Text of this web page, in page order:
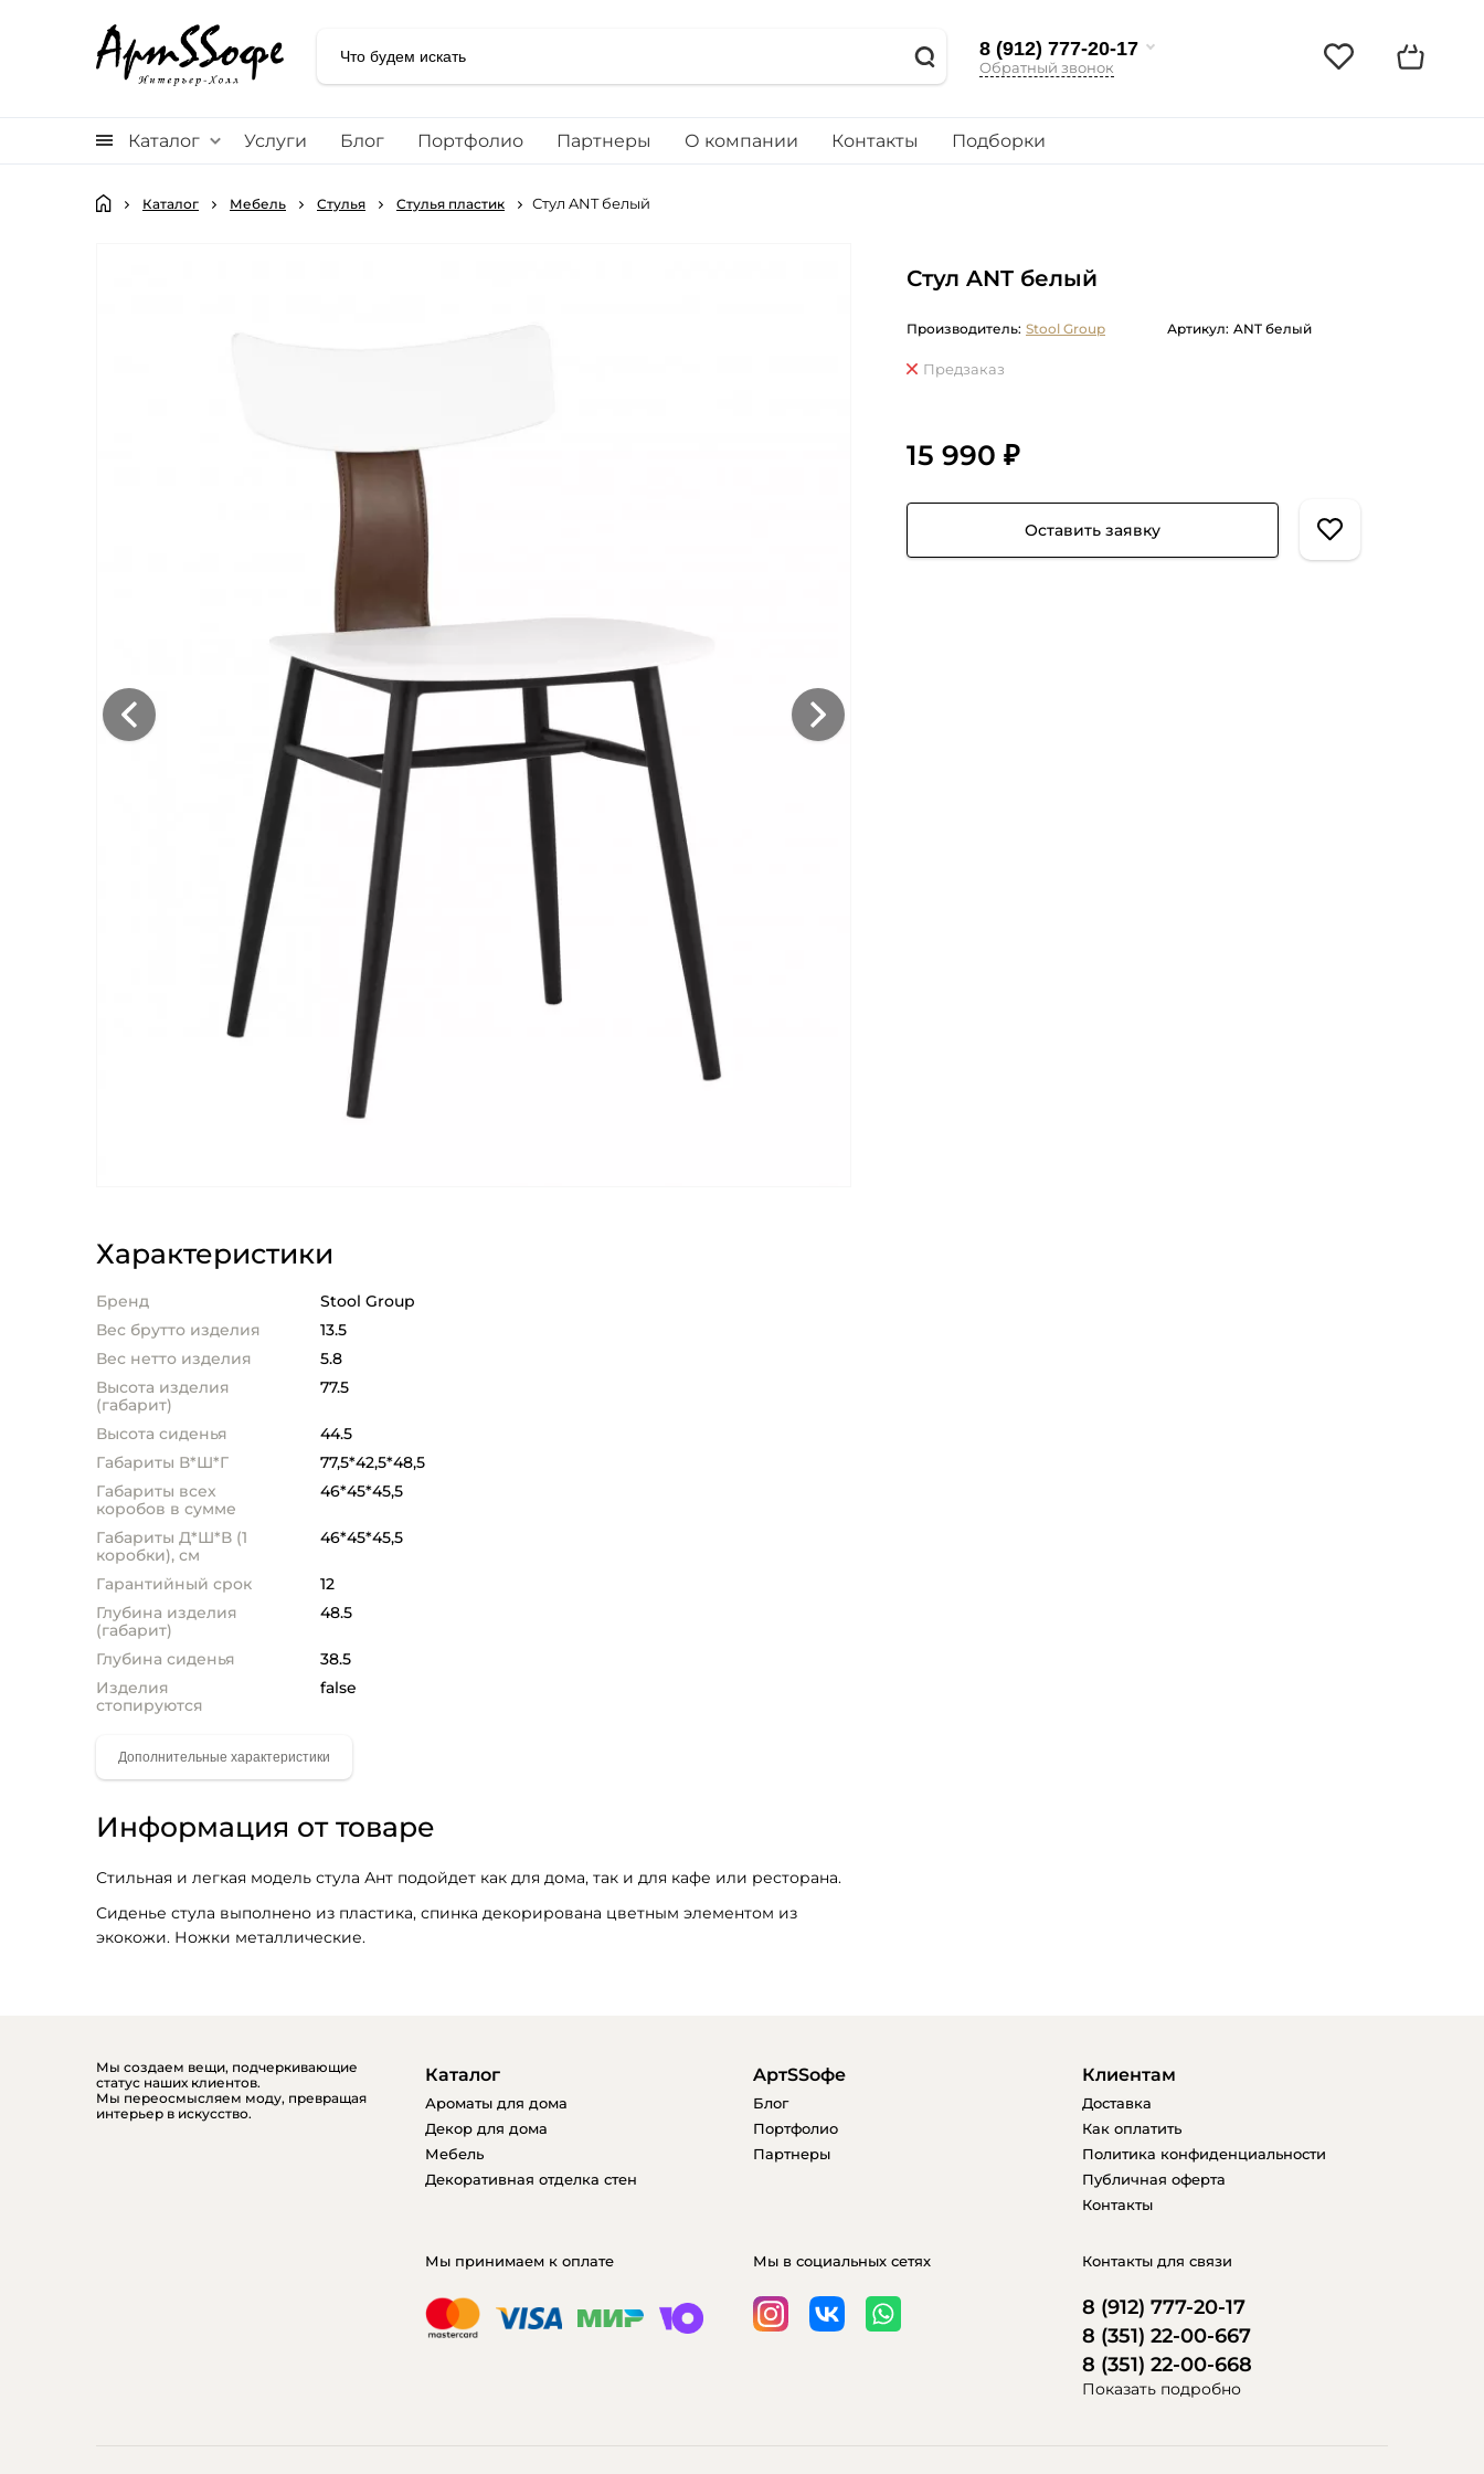
8 (912) 777-20-17
Обратный звонок
Каталог Услуги Блог Портфолио Партнеры О компании Контакты Подборки
Каталог Мебель Стулья Стулья пластик Стул ANT белый
Характеристики
Бренд
Stool Group
Вес брутто изделия
13.5
Вес нетто изделия
5.8
Высота изделия
(габарит)
77.5
Высота сиденья
44.5
Габариты В*Ш*Г
77,5*42,5*48,5
Габариты всех
коробов в сумме
46*45*45,5
Габариты Д*Ш*В (1
коробки), см
46*45*45,5
Гарантийный срок
12
Глубина изделия
(габарит)
48.5
Глубина сиденья
38.5
Изделия
стопируются
false
Информация от товаре
Стильная и легкая модель стула Ант подойдет как для дома, так и для кафе или ресторана.
Сиденье стула выполнено из пластика, спинка декорирована цветным элементом из
экокожи. Ножки металлические.
Стул ANT белый
Производитель: Stool Group Артикул: ANT белый
Предзаказ
15 990 ₽
Оставить заявку
Мы создаем вещи, подчеркивающие
статус наших клиентов.
Мы переосмысляем моду, превращая
интерьер в искусство.
Каталог
Ароматы для дома
Декор для дома
Мебель
Декоративная отделка стен
AртSSофе
Блог
Портфолио
Партнеры
Клиентам
Доставка
Как оплатить
Политика конфиденциальности
Публичная оферта
Контакты
Мы принимаем к оплате Мы в социальных сетях Контакты для связи
8 (912) 777-20-17
8 (351) 22-00-667
8 (351) 22-00-668
Показать подробно